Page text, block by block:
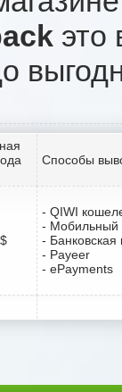
это
Способы
- QIWI
- Мобильный
- Банковская
- Payeer
- ePayments